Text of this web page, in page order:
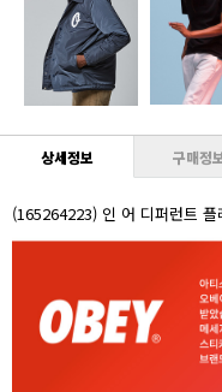
플래티넘
48,306원 (추가할인
다이아몬드
48,306원 (추가할인
VVIP
47,808원 (추가할
상세정보 구매정
(165264223) 인 어 디퍼런트 플